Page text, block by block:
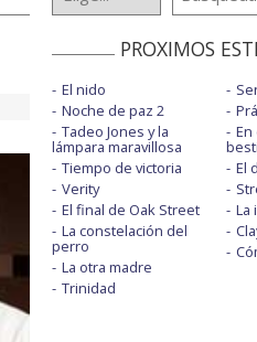
PROXIMOS
El nido
Noche de paz 2
Tadeo Jones y la
lámpara maravillosa
Tiempo de victoria
Verity
El final de Oak Street
La constelación del
perro
La otra madre
Trinidad
El
La